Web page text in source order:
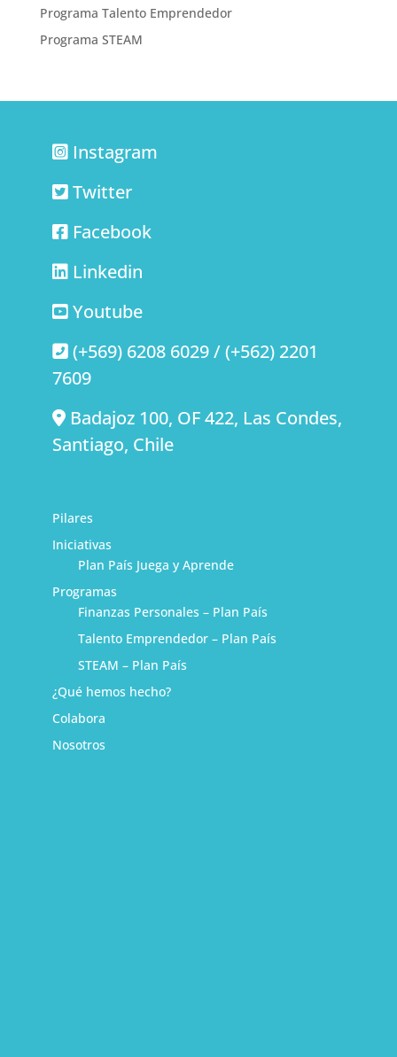
Programa Talento Emprendedor
Programa STEAM
Instagram
Twitter
Facebook
Linkedin
Youtube
(+569) 6208 6029 / (+562) 2201
7609
Badajoz 100, OF 422, Las Condes,
Santiago, Chile
Pilares
Iniciativas
Plan País Juega y Aprende
Programas
Finanzas Personales – Plan País
Talento Emprendedor – Plan País
STEAM – Plan País
¿Qué hemos hecho?
Colabora
Nosotros